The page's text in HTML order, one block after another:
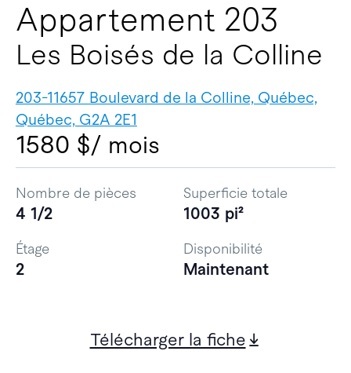
Appartement 203
Les Boisés de la Colline
203-11657 Boulevard de la Colline, Québec,
Québec, G2A 2E1
1580 $/ mois
Nombre de pièces
4 1/2
Superficie totale
1003 pi²
Étage
2
Disponibilité
Maintenant
Télécharger la fiche